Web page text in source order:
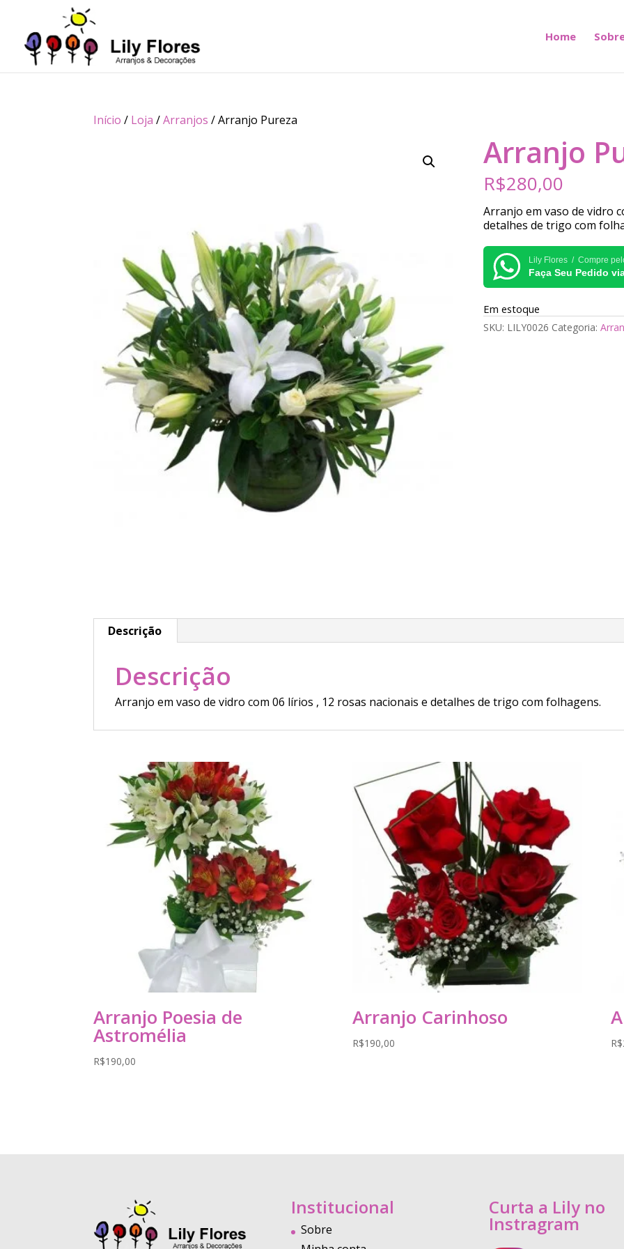
Home
Início / Loja /Arranjos / Arranjo Pureza
Arranjo
R$280,00
Arranjo em vaso de vidro
detalhes de trigo com
Lily Flores / Compre
Faça Seu Pedido
Em estoque
SKU: LILY0026 Categoria:
Descrição
Descrição
Arranjo em vaso de vidro com 06 lírios , 12 rosas nacionais e detalhes de trigo com folhagens.
Arranjo Poesia de
Astromélia
R$190,00
Arranjo Carinhoso
R$190,00 R$
Institucional
Sobre
Curta a Lily no
Instragram